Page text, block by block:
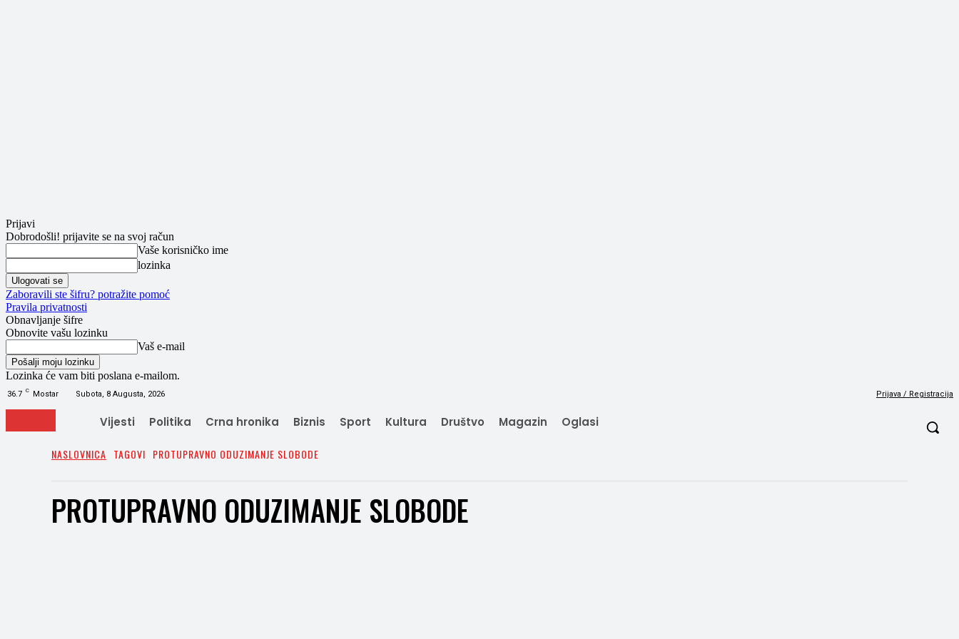
Prijavi
Dobrodošli! prijavite se na svoj račun
Vaše korisničko ime
lozinka
Zaboravili ste šifru? potražite pomoć
Pravila privatnosti
Obnavljanje šifre
Obnovite vašu lozinku
Vaš e-mail
Lozinka će vam biti poslana e-mailom.
36.7 C Mostar Subota, 8 Augusta, 2026 Prijava / Registracija
Vijesti Politika Crna hronika Biznis Sport Kultura Društvo Magazin Oglasi
NASLOVNICA TAGOVI PROTUPRAVNO ODUZIMANJE SLOBODE
PROTUPRAVNO ODUZIMANJE SLOBODE